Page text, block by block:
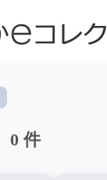
0 件